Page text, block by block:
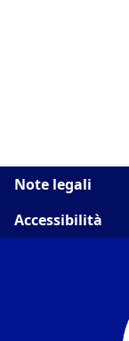
Note legali
Accessibilità